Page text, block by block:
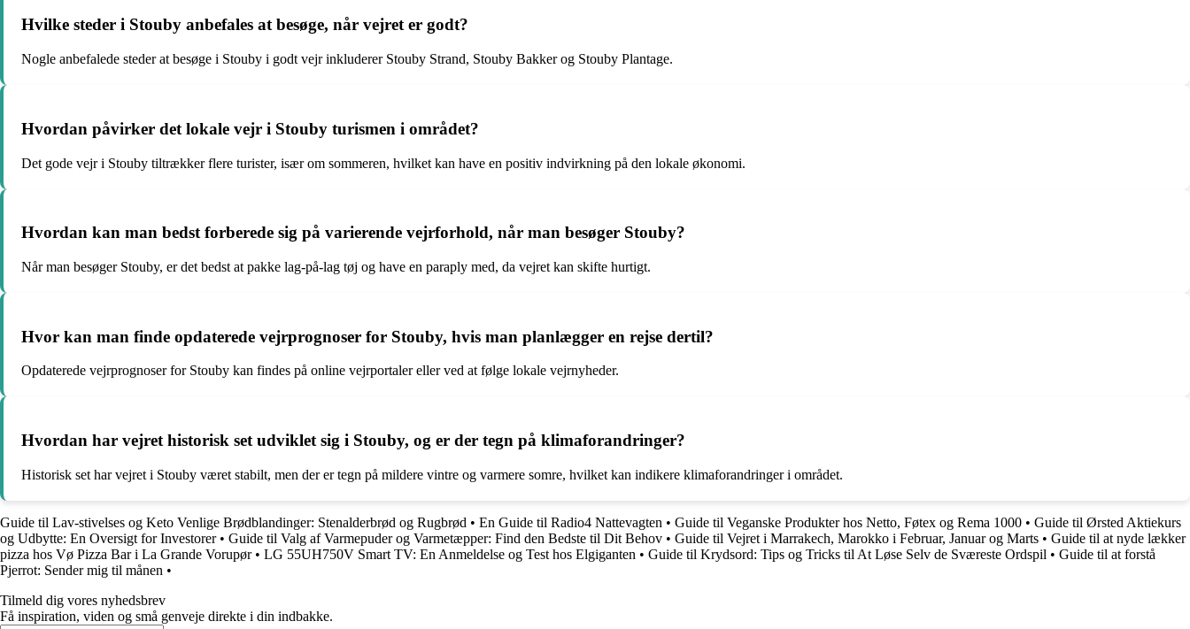
Hvilke steder i Stouby anbefales at besøge, når vejret er godt?
Nogle anbefalede steder at besøge i Stouby i godt vejr inkluderer Stouby Strand, Stouby Bakker og Stouby Plantage.
Hvordan påvirker det lokale vejr i Stouby turismen i området?
Det gode vejr i Stouby tiltrækker flere turister, især om sommeren, hvilket kan have en positiv indvirkning på den lokale økonomi.
Hvordan kan man bedst forberede sig på varierende vejrforhold, når man besøger Stouby?
Når man besøger Stouby, er det bedst at pakke lag-på-lag tøj og have en paraply med, da vejret kan skifte hurtigt.
Hvor kan man finde opdaterede vejrprognoser for Stouby, hvis man planlægger en rejse dertil?
Opdaterede vejrprognoser for Stouby kan findes på online vejrportaler eller ved at følge lokale vejrnyheder.
Hvordan har vejret historisk set udviklet sig i Stouby, og er der tegn på klimaforandringer?
Historisk set har vejret i Stouby været stabilt, men der er tegn på mildere vintre og varmere somre, hvilket kan indikere klimaforandringer i området.
Guide til Lav-stivelses og Keto Venlige Brødblandinger: Stenalderbrød og Rugbrød • En Guide til Radio4 Nattevagten • Guide til Veganske Produkter hos Netto, Føtex og Rema 1000 • Guide til Ørsted Aktiekurs
og Udbytte: En Oversigt for Investorer• Guide til Valg af Varmepuder og Varmetæpper: Find den Bedste til Dit Behov • Guide til Vejret i Marrakech, Marokko i Februar, Januar og Marts • Guide til at nyde lækker
pizza hos Vø Pizza Bar i La Grande Vorupør• LG 55UH750V Smart TV: En Anmeldelse og Test hos Elgiganten • Guide til Krydsord: Tips og Tricks til At Løse Selv de Sværeste Ordspil • Guide til at forstå
Pjerrot: Sender mig til månen •
Tilmeld dig vores nyhedsbrev
Få inspiration, viden og små genveje direkte i din indbakke.